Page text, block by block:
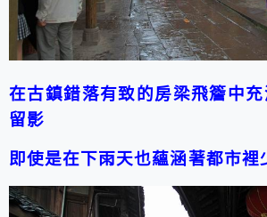
在古鎮錯落有致的房梁飛簷中
留影
即使是在下雨天也蘊涵著都市裡